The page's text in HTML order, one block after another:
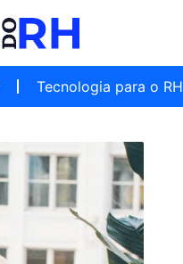
Tecnologia para o RH